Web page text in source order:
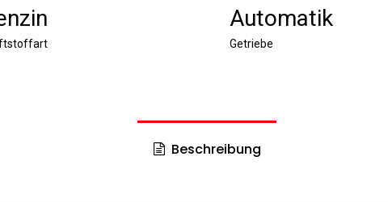
Automatik
Getriebe
Beschreibung